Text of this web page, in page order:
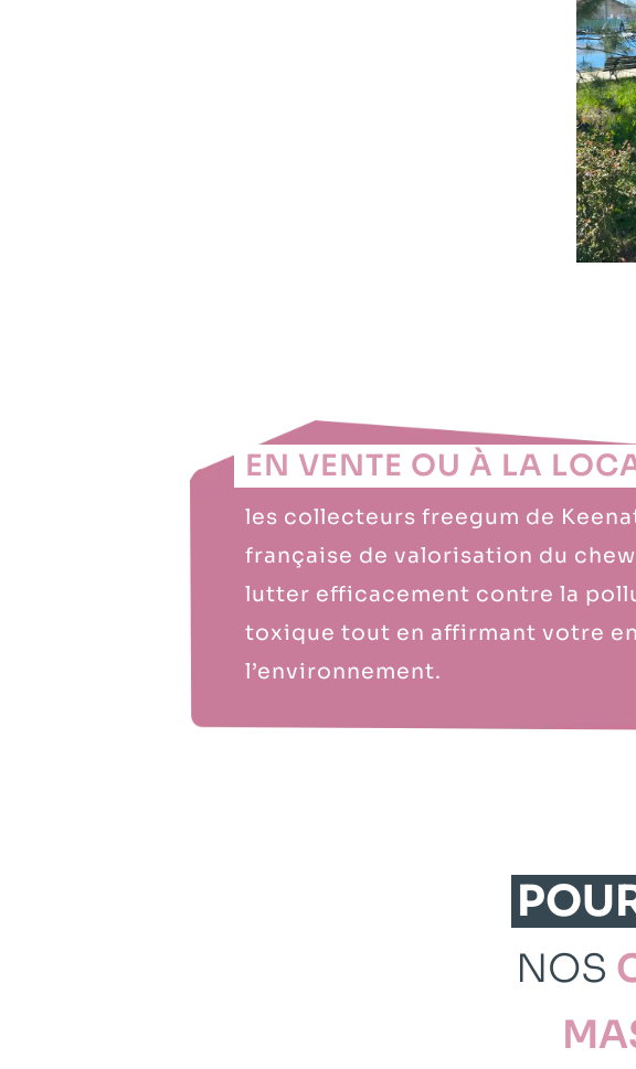
EN VENTE OU À LA
les collecteurs freegum de
française de valorisation du
lutter efficacement contre la
toxique tout en affirmant votre
l’environnement.
NOS